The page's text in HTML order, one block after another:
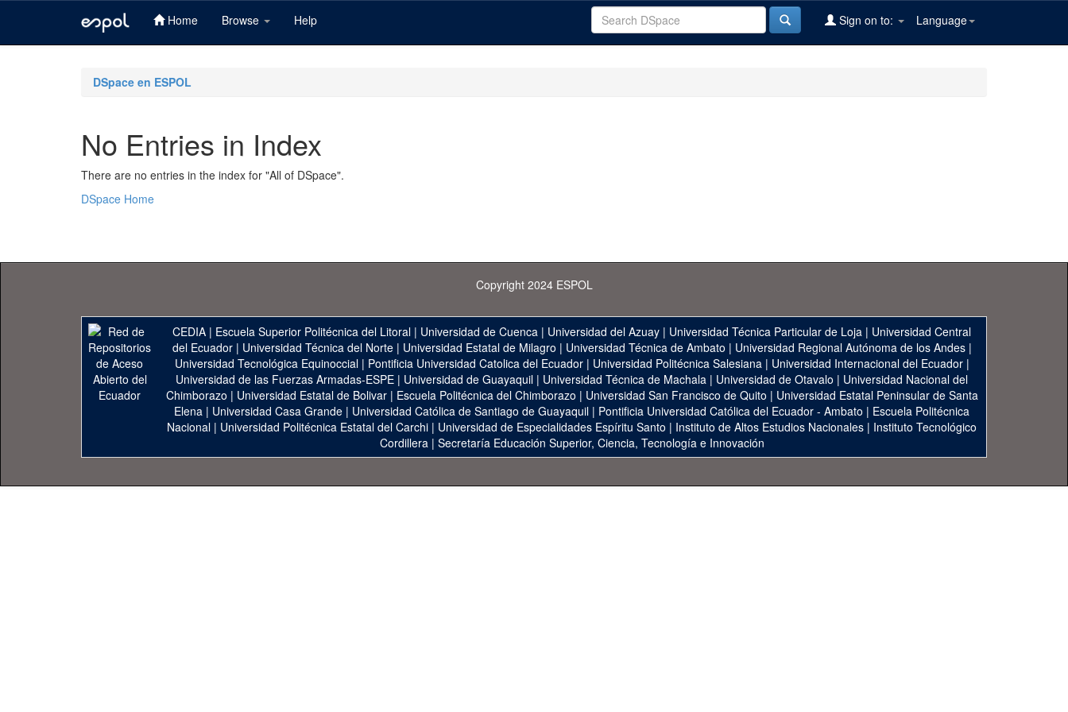
Home Browse Help Language
Sign on to:
DSpace en ESPOL
No Entries in Index
There are no entries in the index for "All of DSpace".
DSpace Home
Copyright 2024 ESPOL
CEDIA | Escuela Superior Politécnica del Litoral | Universidad de Cuenca | Universidad del Azuay | Universidad Técnica Particular de Loja | Universidad Central
del Ecuador| Universidad Técnica del Norte| Universidad Estatal de Milagro | Universidad Técnica de Ambato | Universidad Regional Autónoma de los Andes|
Universidad Tecnológica Equinoccial| Pontificia Universidad Catolica del Ecuador| Universidad Politécnica Salesiana| Universidad Internacional del Ecuador|
Universidad de las Fuerzas Armadas-ESPE | Universidad de Guayaquil | Universidad Técnica de Machala | Universidad de Otavalo | Universidad Nacional del
Chimborazo | Universidad Estatal de Bolivar| Escuela Politécnica del Chimborazo | Universidad San Francisco de Quito | Universidad Estatal Peninsular de Santa
Elena | Universidad Casa Grande | Universidad Católica de Santiago de Guayaquil | Pontificia Universidad Católica del Ecuador - Ambato | Escuela Politécnica
Nacional | Universidad Politécnica Estatal del Carchi | Universidad de Especialidades Espíritu Santo | Instituto de Altos Estudios Nacionales | Instituto Tecnológico
Cordillera| Secretaría Educación Superior, Ciencia, Tecnología e Innovación